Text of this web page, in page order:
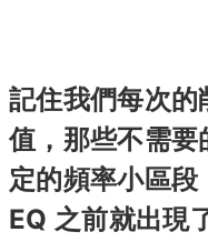
記住我們每次的
值，那些不需
定的頻率小區
EQ 之前就出現